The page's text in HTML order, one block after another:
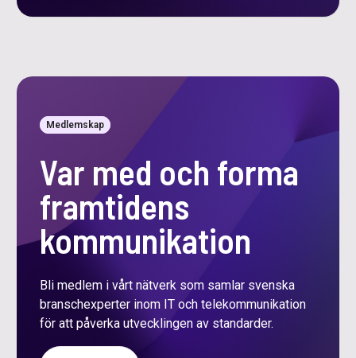
Medlemskap
Var med och forma
framtidens
kommunikation
Bli medlem i vårt nätverk som samlar svenska
branschexperter inom IT och telekommunikation
för att påverka utvecklingen av standarder.